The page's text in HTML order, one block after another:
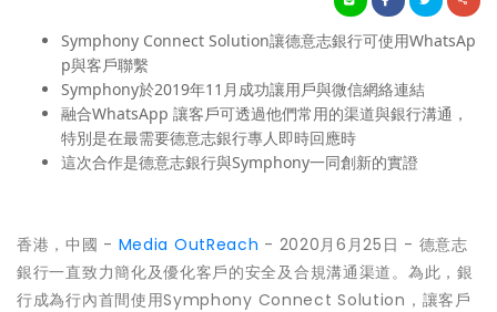
Symphony Connect Solution讓德意志銀行可使用WhatsAp
p與客戶聯繫
Symphony於2019年11月成功讓用戶與微信網絡連結
融合WhatsApp 讓客戶可透過他們常用的渠道與銀行溝通，
特別是在最需要德意志銀行專人即時回應時
這次合作是德意志銀行與Symphony一同創新的實證
香港，中國 - Media OutReach - 2020月6月25日 - 德意志
銀行一直致力簡化及優化客戶的安全及合規溝通渠道。為此，銀
行成為行內首間使用Symphony Connect Solution，讓客戶